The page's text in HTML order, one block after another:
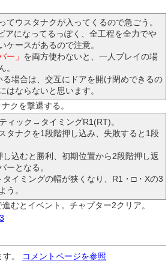
てウスタナクが入ってくるので急ごう。
アになってるっぽく、全工程を全力でや
ケースがあるので注意。
ー」 を両方使わないと、一人プレイの場
。
場合は、交互にドアを開け閉めできるの
はならないと思います。
クを撃退する。
ィック→タイミングR1(RT)。
タナクを1段階押し込み、失敗すると1段
込むと勝利、初期位置から2段階押し返
ーとなる。
イミングの幅が狭くなり、R1・□・Xの3
う。
むとイベント。チャプター2クリア。
。
コメントページを参照